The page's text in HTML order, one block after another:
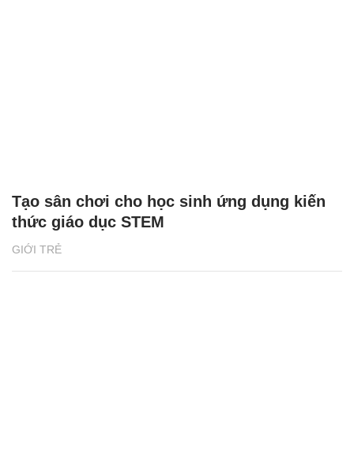
GIỚI TRẺ
Tạo sân chơi cho học sinh ứng dụng kiến
thức giáo dục STEM